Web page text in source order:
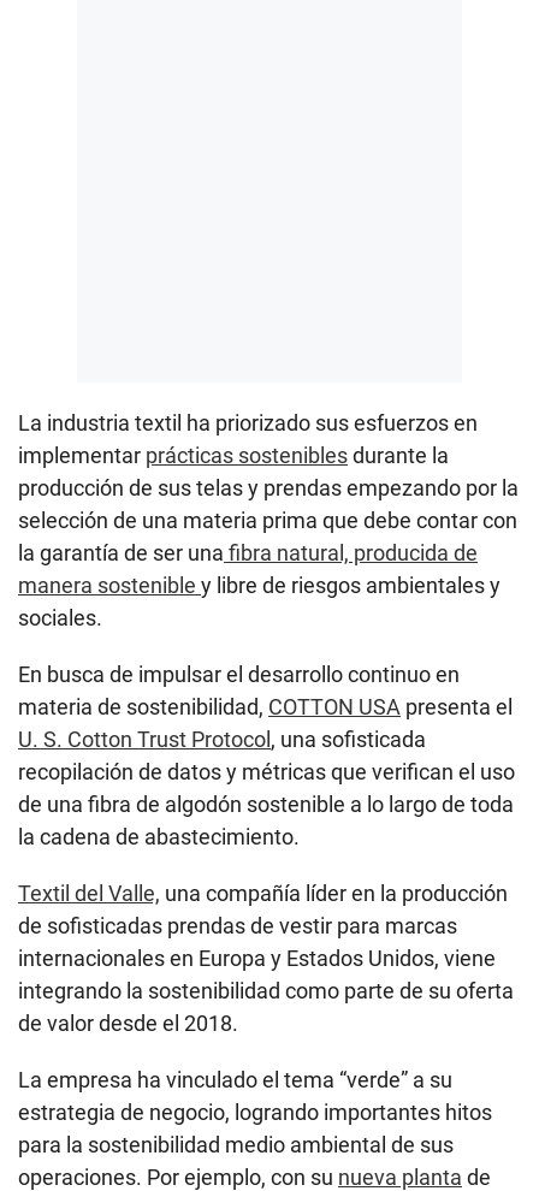
La industria textil ha priorizado sus esfuerzos en
implementar prácticas sosteniblesdurante la
producción de sus telas y prendas empezando por la
selección de una materia prima que debe contar con
la garantía de ser una fibra natural, producida de
manera sostenible y libre de riesgos ambientales y
sociales.
En busca de impulsar el desarrollo continuo en
materia de sostenibilidad, COTTON USA presenta el
U. S. Cotton Trust Protocol , una sofisticada
recopilación de datos y métricas que verifican el uso
de una fibra de algodón sostenible a lo largo de toda
la cadena de abastecimiento.
Textil del Valle, una compañía líder en la producción
de sofisticadas prendas de vestir para marcas
internacionales en Europa y Estados Unidos, viene
integrando la sostenibilidad como parte de su oferta
de valor desde el 2018.
La empresa ha vinculado el tema “verde” a su
estrategia de negocio, logrando importantes hitos
para la sostenibilidad medio ambiental de sus
operaciones. Por ejemplo, con su nueva planta de